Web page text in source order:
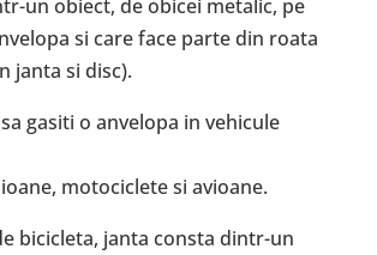
un obiect, de obicei metalic, pe
si care face parte din roata
janta si disc).
gasiti o anvelopa in vehicule
motociclete si avioane.
bicicleta, janta consta dintr-un